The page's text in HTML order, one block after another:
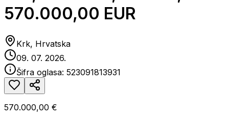
570.000,00 EUR
Krk, Hrvatska
09. 07. 2026.
Šifra oglasa: 523091813931
570.000,00 €